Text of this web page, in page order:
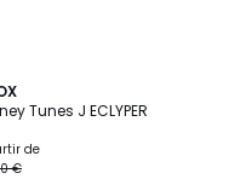
Looney Tunes J ECLYPER
de
€